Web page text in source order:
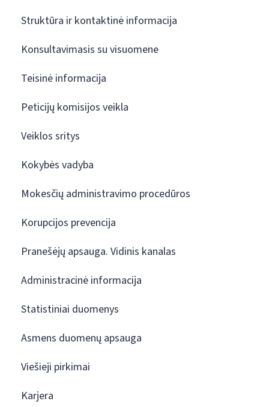
Struktūra ir kontaktinė informacija
Konsultavimasis su visuomene
Teisinė informacija
Peticijų komisijos veikla
Veiklos sritys
Kokybės vadyba
Mokesčių administravimo procedūros
Korupcijos prevencija
Pranešėjų apsauga. Vidinis kanalas
Administracinė informacija
Statistiniai duomenys
Asmens duomenų apsauga
Viešieji pirkimai
Karjera